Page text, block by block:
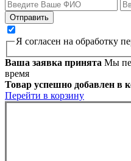
Я согласен на обработку
Ваша заявка принята Мы
время
Товар успешно добавлен в
Перейти в корзину